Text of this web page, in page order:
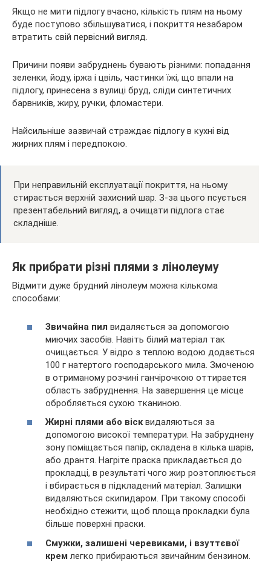
Якщо не мити підлогу вчасно, кількість плям на ньому
буде поступово збільшуватися, і покриття незабаром
втратить свій первісний вигляд.
Причини появи забруднень бувають різними: попадання
зеленки, йоду, іржа і цвіль, частинки їжі, що впали на
підлогу, принесена з вулиці бруд, сліди синтетичних
барвників, жиру, ручки, фломастери.
Найсильніше зазвичай страждає підлогу в кухні від
жирних плям і передпокою.
При неправильній експлуатації покриття, на ньому
стирається верхній захисний шар. З-за цього псується
презентабельний вигляд, а очищати підлога стає
складніше.
Як прибрати різні плями з лінолеуму
Відмити дуже брудний лінолеум можна кількома
способами:
Звичайна пил видаляється за допомогою
миючих засобів. Навіть білий матеріал так
очищається. У відро з теплою водою додається
100 г натертого господарського мила. Змоченою
в отриманому розчині ганчірочкою оттирается
область забруднення. На завершення це місце
обробляється сухою тканиною.
Жирні плями або вісквидаляються за
допомогою високої температури. На забруднену
зону поміщається папір, складена в кілька шарів,
або дрантя. Нагріте праска прикладається до
прокладці, в результаті чого жир розтоплюється
і вбирається в підкладений матеріал. Залишки
видаляються скипидаром. При такому способі
необхідно стежити, щоб площа прокладки була
більше поверхні праски.
Смужки, залишені черевиками, і взуттєвої
крем легко прибираються звичайним бензином.